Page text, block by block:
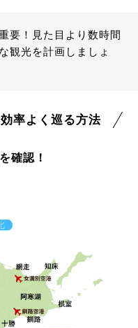
要！見た目より数時間
観光を計画しましょ
率よく巡る方法
確認！